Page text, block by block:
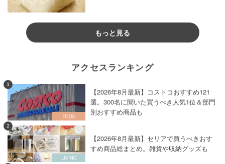
もっと見る
アクセスランキング
1
【2026年8月最新】コストコおすすめ121
選。300名に聞いた買うべき人気1位＆部門
別おすすめ商品も
2
【2026年8月最新】セリアで買うべきおす
すめ商品総まとめ。雑貨や収納グッズも